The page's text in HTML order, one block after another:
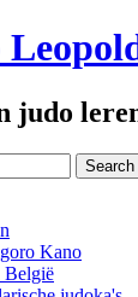
judo
Kano
België